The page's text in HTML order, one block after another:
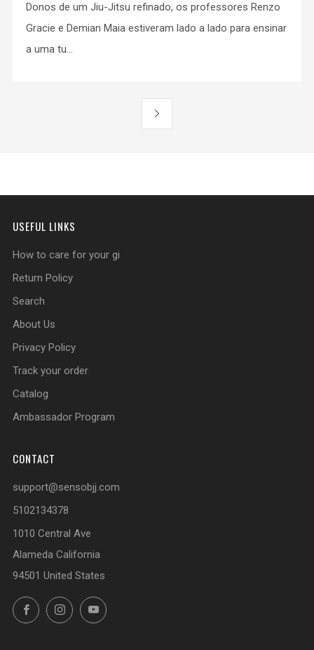
Donos de um Jiu-Jitsu refinado, os professores Renzo
Gracie e Demian Maia estiveram lado a lado para ensinar
a uma tu...
USEFUL LINKS
How to care for your gi
Return Policy
Search
About Us
Privacy Policy
Track your order
Catalog
Ambassador Program
CONTACT
support@sensobjj.com
5102134378
1010 Central Ave
Alameda California
94501 United States
FacebookInstagramYouTube